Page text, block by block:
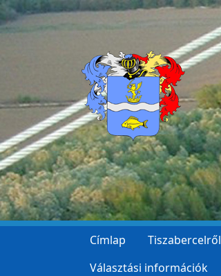
Ugrás a tartalomra
Címlap Tiszabercelről
Választási információk